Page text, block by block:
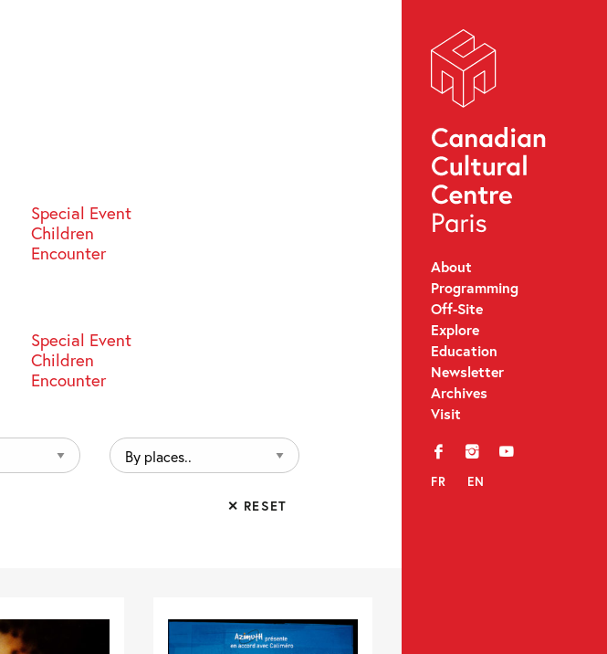
About
Programming
Off-Site
Explore
Education
Newsletter
Archives
Visit
f i y
FR EN
Special Event
Children
Encounter
Special Event
Children
Encounter
By
places..
✕ RESET